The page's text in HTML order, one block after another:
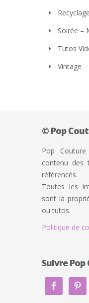
Soirée –
Tutos
Vintage
© Pop
Pop
contenu des
référencés.
Toutes les
sont la
ou tutos.
Politique de
Suivre